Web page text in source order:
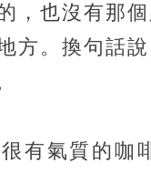
，也沒有那
方。換句話
有氣質的咖